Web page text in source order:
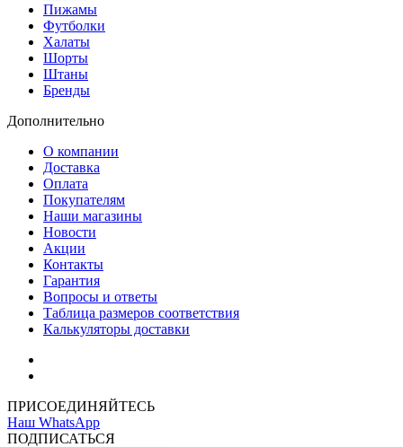
Пижамы
Футболки
Халаты
Шорты
Штаны
Бренды
Дополнительно
О компании
Доставка
Оплата
Покупателям
Наши магазины
Новости
Акции
Контакты
Гарантия
Вопросы и ответы
Таблица размеров соответствия
Калькуляторы доставки
ПРИСОЕДИНЯЙТЕСЬ
Наш WhatsApp
ПОДПИСАТЬСЯ